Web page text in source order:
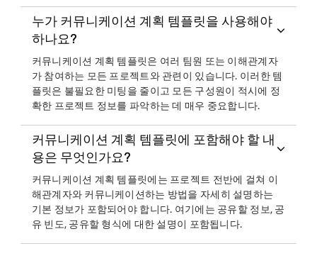
누가 커뮤니케이션 계획 템플릿을 사용해야
하나요?
커뮤니케이션 계획 템플릿은 여러 팀원 또는 이해관계자
가 참여하는 모든 프로젝트와 관련이 있습니다. 이러한 템
플릿은 불필요한 미팅을 줄이고 모든 구성원이 적시에 정
확한 프로젝트 정보를 파악하는 데 매우 중요합니다.
커뮤니케이션 계획 템플릿에 포함해야 할 내
용은 무엇인가요?
커뮤니케이션 계획 템플릿에는 프로젝트 전반에 걸쳐 이
해관계자와 커뮤니케이션하는 방법을 자세히 설명하는
기본 정보가 포함되어야 합니다. 여기에는 공유할 정보, 공
유 빈도, 공유할 형식에 대한 설명이 포함됩니다.